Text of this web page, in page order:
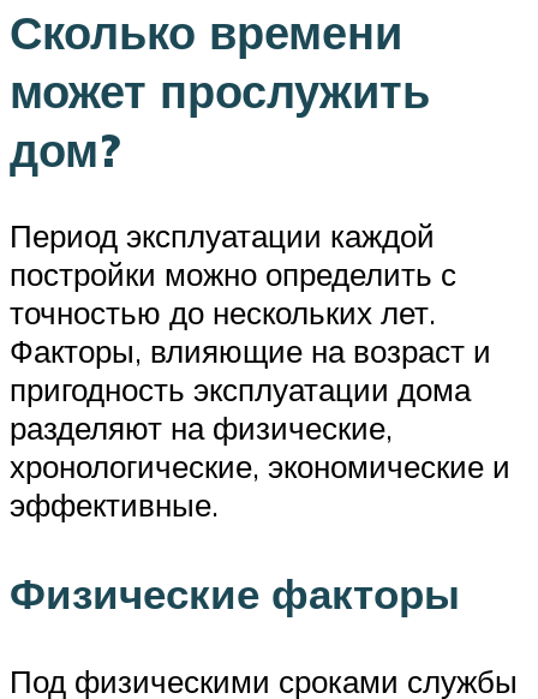
Сколько времени
может прослужить
дом?
Период эксплуатации каждой
постройки можно определить с
точностью до нескольких лет.
Факторы, влияющие на возраст и
пригодность эксплуатации дома
разделяют на физические,
хронологические, экономические и
эффективные.
Физические факторы
Под физическими сроками службы